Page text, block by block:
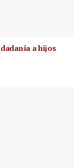
a hijos